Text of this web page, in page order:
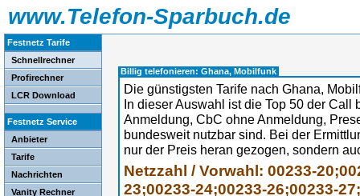
www.Telefon-Sparbuch.de
Festnetz Tarife
Schnellrechner
Profirechner
LCR Download
Festnetz Service
Anbieter
Tarife
Nachrichten
Vanity Rechner
Billig telefonieren: Ghana, Mobilfunk
Die günstigsten Tarife nach Ghana,
In dieser Auswahl ist die Top 50 der Call
Anmeldung, CbC ohne Anmeldung,
bundesweit nutzbar sind. Bei der
nur der Preis heran gezogen, sondern
Netzzahl / Vorwahl: 00233-
23;00233-24;00233-26;00233-